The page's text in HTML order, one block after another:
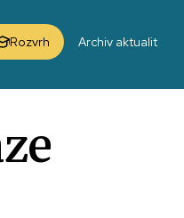
Rozvrh Archiv aktualit